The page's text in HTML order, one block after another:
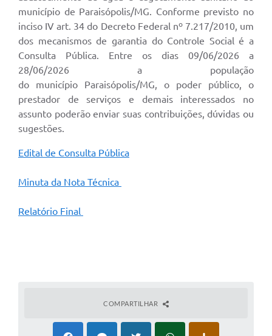
município de Paraisópolis/MG. Conforme previsto no
inciso IV art. 34 do Decreto Federal nº 7.217/2010, um
dos mecanismos de garantia do Controle Social é a
Consulta Pública. Entre os dias 09/06/2026 a
28/06/2026 a população
do município Paraisópolis/MG, o poder público, o
prestador de serviços e demais interessados no
assunto poderão enviar suas contribuições, dúvidas ou
sugestões.
Edital de Consulta Pública
Minuta da Nota Técnica
Relatório Final
COMPARTILHAR